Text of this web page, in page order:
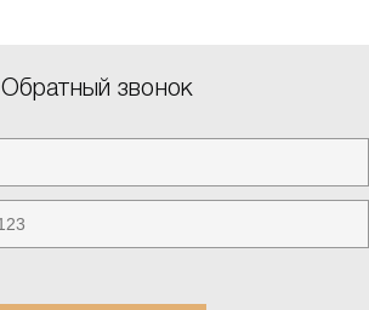
Обратный звонок